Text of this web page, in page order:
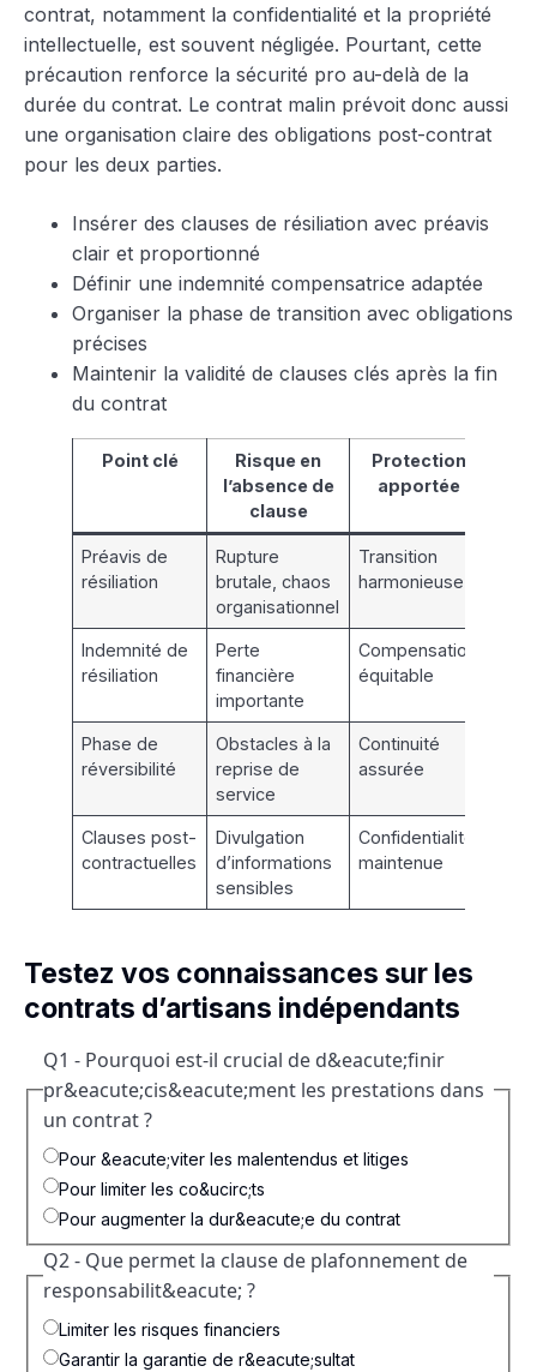
contrat, notamment la confidentialité et la propriété
intellectuelle, est souvent négligée. Pourtant, cette
précaution renforce la sécurité pro au-delà de la
durée du contrat. Le contrat malin prévoit donc aussi
une organisation claire des obligations post-contrat
pour les deux parties.
Insérer des clauses de résiliation avec préavis
clair et proportionné
Définir une indemnité compensatrice adaptée
Organiser la phase de transition avec obligations
précises
Maintenir la validité de clauses clés après la fin
du contrat
Point clé
Risque en
l’absence de
clause
Protection
apportée
Préavis de
résiliation
Rupture
brutale, chaos
organisationnel
Transition
harmonieuse
Indemnité de
résiliation
Perte
financière
importante
Compensation
équitable
Phase de
réversibilité
Obstacles à la
reprise de
service
Continuité
assurée
Clauses post-
contractuelles
Divulgation
d’informations
sensibles
Confidentialité
maintenue
Testez vos connaissances sur les
contrats d’artisans indépendants
Q1 - Pourquoi est-il crucial de d&eacute;finir
pr&eacute;cis&eacute;ment les prestations dans
un contrat ?
Pour &eacute;viter les malentendus et litiges
Pour limiter les co&ucirc;ts
Pour augmenter la dur&eacute;e du contrat
Q2 - Que permet la clause de plafonnement de
responsabilit&eacute; ?
Limiter les risques financiers
Garantir la garantie de r&eacute;sultat